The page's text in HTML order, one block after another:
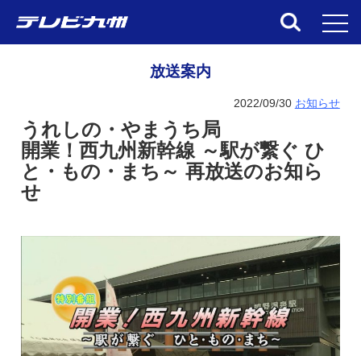
放送案内
2022/09/30 お知らせ
うれしの・やまうち局
開業！西九州新幹線 ～駅が繋ぐ ひ
と・もの・まち～ 再放送のお知ら
せ